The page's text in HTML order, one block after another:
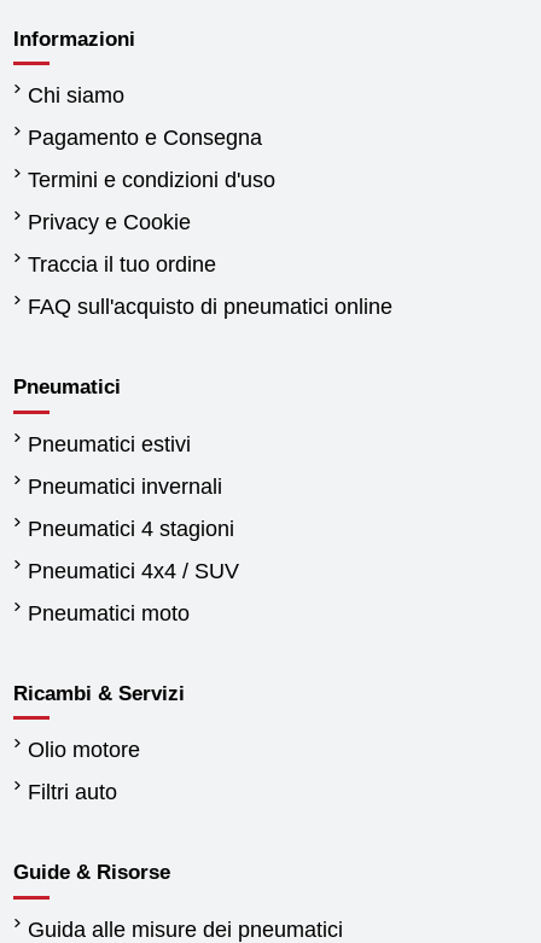
Informazioni
Chi siamo
Pagamento e Consegna
Termini e condizioni d'uso
Privacy e Cookie
Traccia il tuo ordine
FAQ sull'acquisto di pneumatici online
Pneumatici
Pneumatici estivi
Pneumatici invernali
Pneumatici 4 stagioni
Pneumatici 4x4 / SUV
Pneumatici moto
Ricambi & Servizi
Olio motore
Filtri auto
Guide & Risorse
Guida alle misure dei pneumatici